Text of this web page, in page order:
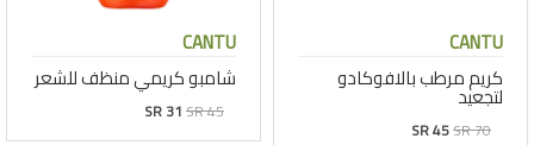
CANTU
كريم مرطب بالافوكادو
لتجعيد
SR 45SR 70
CANTU
شامبو كريمي منظف للشعر
SR 31SR 45